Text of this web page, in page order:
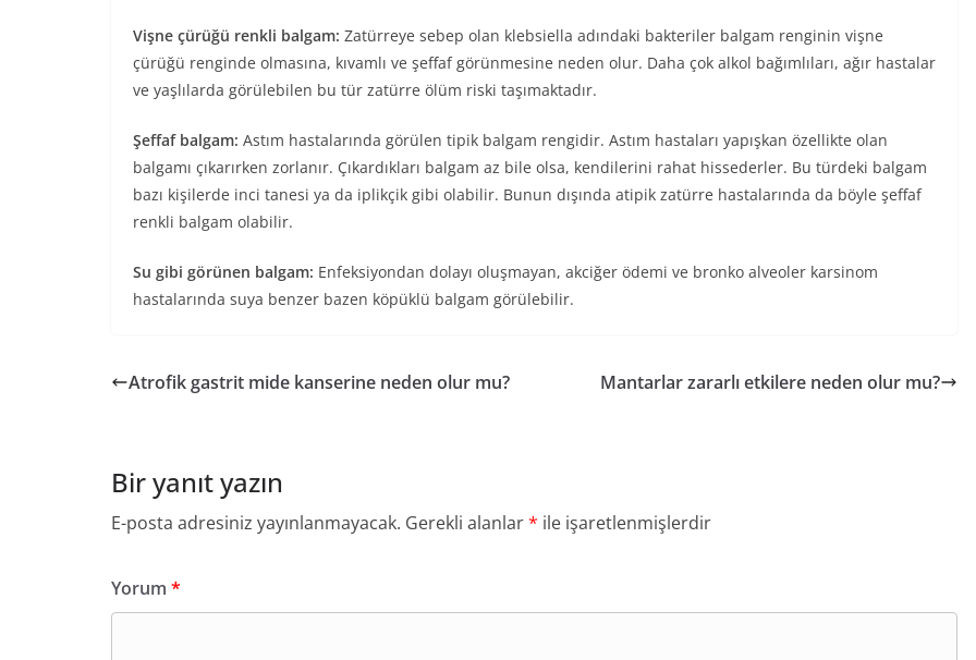
Vişne çürüğü renkli balgam: Zatürreye sebep olan klebsiella adındaki bakteriler balgam renginin vişne
çürüğü renginde olmasına, kıvamlı ve şeffaf görünmesine neden olur. Daha çok alkol bağımlıları, ağır hastalar
ve yaşlılarda görülebilen bu tür zatürre ölüm riski taşımaktadır.
Şeffaf balgam: Astım hastalarında görülen tipik balgam rengidir. Astım hastaları yapışkan özellikte olan
balgamı çıkarırken zorlanır. Çıkardıkları balgam az bile olsa, kendilerini rahat hissederler. Bu türdeki balgam
bazı kişilerde inci tanesi ya da iplikçik gibi olabilir. Bunun dışında atipik zatürre hastalarında da böyle şeffaf
renkli balgam olabilir.
Su gibi görünen balgam: Enfeksiyondan dolayı oluşmayan, akciğer ödemi ve bronko alveoler karsinom
hastalarında suya benzer bazen köpüklü balgam görülebilir.
Atrofik gastrit mide kanserine neden olur mu? Mantarlar zararlı etkilere neden olur mu?
Bir yanıt yazın
E-posta adresiniz yayınlanmayacak. Gerekli alanlar* ile işaretlenmişlerdir
Yorum *